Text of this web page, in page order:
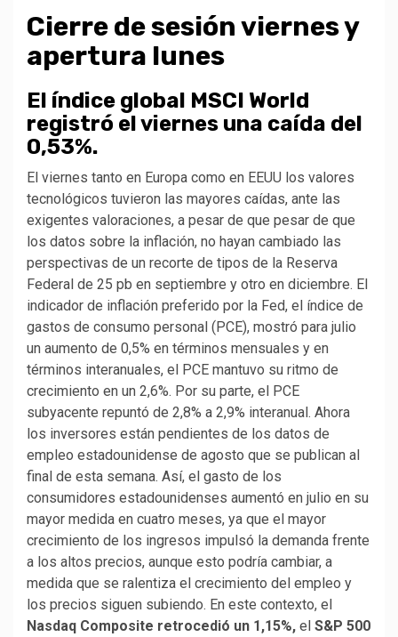
Cierre de sesión viernes y
apertura lunes
El índice global MSCI World
registró el viernes una caída del
0,53%.
El viernes tanto en Europa como en EEUU los valores
tecnológicos tuvieron las mayores caídas, ante las
exigentes valoraciones, a pesar de que pesar de que
los datos sobre la inflación, no hayan cambiado las
perspectivas de un recorte de tipos de la Reserva
Federal de 25 pb en septiembre y otro en diciembre. El
indicador de inflación preferido por la Fed, el índice de
gastos de consumo personal (PCE), mostró para julio
un aumento de 0,5% en términos mensuales y en
términos interanuales, el PCE mantuvo su ritmo de
crecimiento en un 2,6%. Por su parte, el PCE
subyacente repuntó de 2,8% a 2,9% interanual. Ahora
los inversores están pendientes de los datos de
empleo estadounidense de agosto que se publican al
final de esta semana. Así, el gasto de los
consumidores estadounidenses aumentó en julio en su
mayor medida en cuatro meses, ya que el mayor
crecimiento de los ingresos impulsó la demanda frente
a los altos precios, aunque esto podría cambiar, a
medida que se ralentiza el crecimiento del empleo y
los precios siguen subiendo. En este contexto, el
Nasdaq Composite retrocedió un 1,15%, el S&P 500